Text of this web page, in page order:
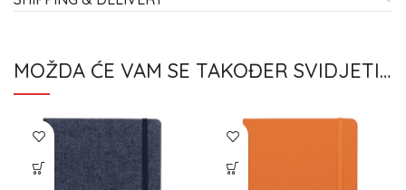
MOŽDA ĆE VAM SE TAKOĐER SVIDJETI…